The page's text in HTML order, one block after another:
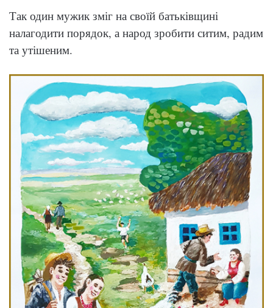
Так один мужик зміг на своїй батьківщині
налагодити порядок, а народ зробити ситим, радим
та утішеним.